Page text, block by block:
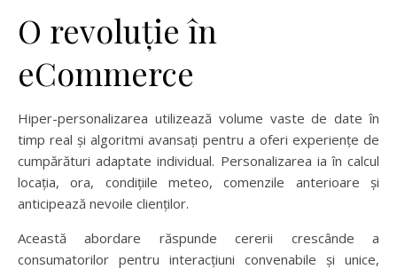
O revoluție în
eCommerce
Hiper-personalizarea utilizează volume vaste de date în
timp real și algoritmi avansați pentru a oferi experiențe de
cumpărături adaptate individual. Personalizarea ia în calcul
locația, ora, condițiile meteo, comenzile anterioare și
anticipează nevoile clienților.
Această abordare răspunde cererii crescânde a
consumatorilor pentru interacțiuni convenabile și unice,